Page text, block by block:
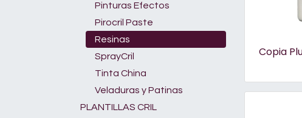
Pinturas Efectos
Pirocril Paste
Resinas
SprayCril
Tinta China
Veladuras y Patinas
PLANTILLAS CRIL
Copia